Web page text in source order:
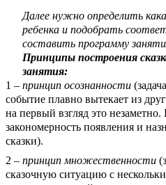
Далее нужно определить
ребенка и подобрать
составить программу
Принципы построения
занятия:
1 – принцип осознанности
событие плавно вытекает из
на первый взгляд это
закономерность появления и
сказки).
2 – принцип множественности
сказочную ситуацию с